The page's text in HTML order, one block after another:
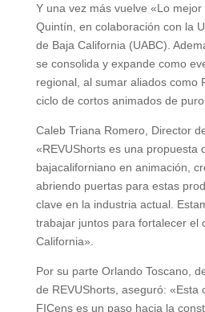
Y una vez más vuelve «Lo
Quintín, en colaboración con la
de Baja California (UABC).
se consolida y expande como
regional, al sumar aliados como
ciclo de cortos animados de
Caleb Triana Romero, Director
«REVUShorts es una propuesta
bajacaliforniano en animación,
abriendo puertas para estas
clave en la industria actual.
trabajar juntos para fortalecer el
California».
Por su parte Orlando Toscano,
de REVUShorts, aseguró: «Esta
FICens es un paso hacia la